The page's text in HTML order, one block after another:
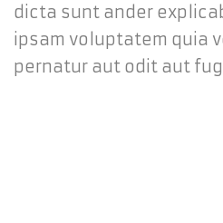
dicta sunt ander
ipsam voluptatem quia
pernatur aut odit aut